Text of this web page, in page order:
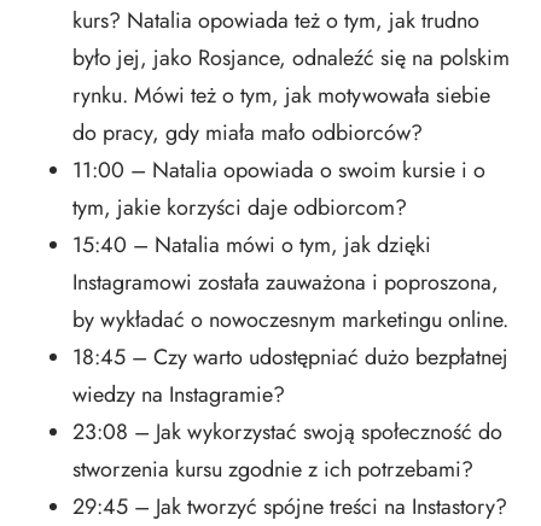
kurs? Natalia opowiada też o tym, jak trudno
było jej, jako Rosjance, odnaleźć się na polskim
rynku. Mówi też o tym, jak motywowała siebie
do pracy, gdy miała mało odbiorców?
11:00 – Natalia opowiada o swoim kursie i o
tym, jakie korzyści daje odbiorcom?
15:40 – Natalia mówi o tym, jak dzięki
Instagramowi została zauważona i poproszona,
by wykładać o nowoczesnym marketingu online.
18:45 – Czy warto udostępniać dużo bezpłatnej
wiedzy na Instagramie?
23:08 – Jak wykorzystać swoją społeczność do
stworzenia kursu zgodnie z ich potrzebami?
29:45 – Jak tworzyć spójne treści na Instastory?